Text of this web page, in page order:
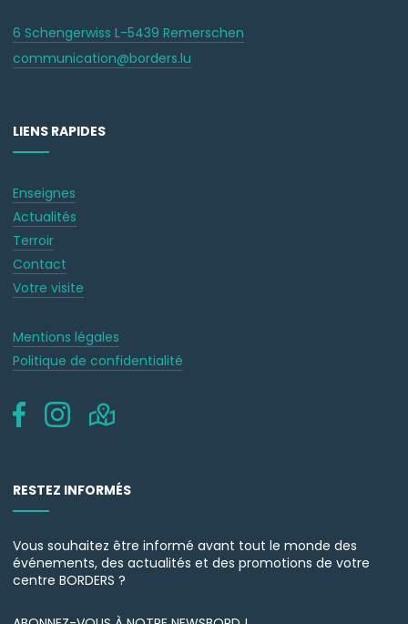
6 Schengerwiss L-5439 Remerschen
communication@borders.lu
LIENS RAPIDES
Enseignes
Actualités
Terroir
Contact
Votre visite
Mentions légales
Politique de confidentialité
RESTEZ INFORMÉS
Vous souhaitez être informé avant tout le monde des
événements, des actualités et des promotions de votre
centre BORDERS ?